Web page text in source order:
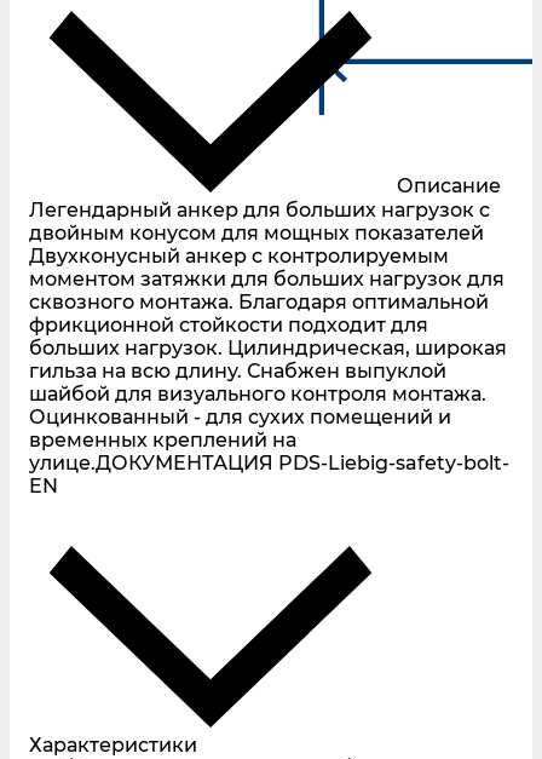
Описание
Легендарный анкер для больших нагрузок с
двойным конусом для мощных показателей
Двухконусный анкер с контролируемым
моментом затяжки для больших нагрузок для
сквозного монтажа. Благодаря оптимальной
фрикционной стойкости подходит для
больших нагрузок. Цилиндрическая, широкая
гильза на всю длину. Снабжен выпуклой
шайбой для визуального контроля монтажа.
Оцинкованный - для сухих помещений и
временных креплений на
улице.ДОКУМЕНТАЦИЯ PDS-Liebig-safety-bolt-
EN
Характеристики